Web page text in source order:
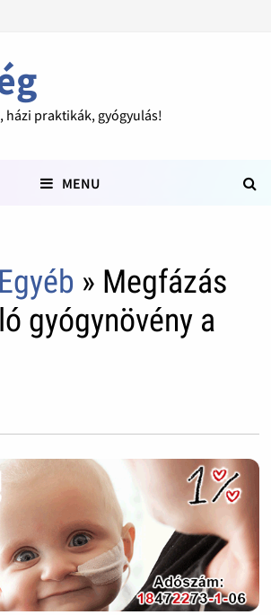
házi praktikák, gyógyulás!
MENU
Egyéb » Megfázás
gyógynövény a